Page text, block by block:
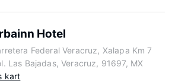
Hotel
Federal Veracruz, Xalapa Km 7
Las Bajadas, Veracruz, 91697, MX
kart